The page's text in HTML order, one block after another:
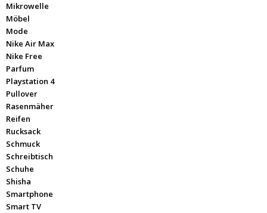
Mikrowelle
Möbel
Mode
Nike Air Max
Nike Free
Parfum
Playstation 4
Pullover
Rasenmäher
Reifen
Rucksack
Schmuck
Schreibtisch
Schuhe
Shisha
Smartphone
Smart TV